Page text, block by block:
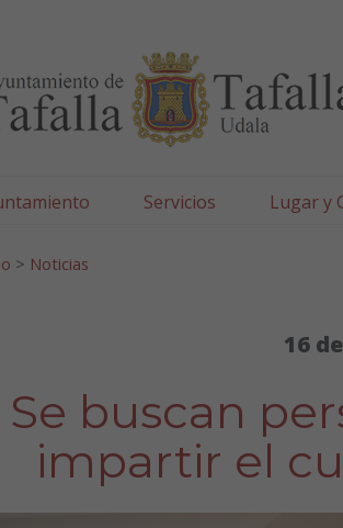
Servicios Lugar y
> Noticias
16
Se buscan
impartir el